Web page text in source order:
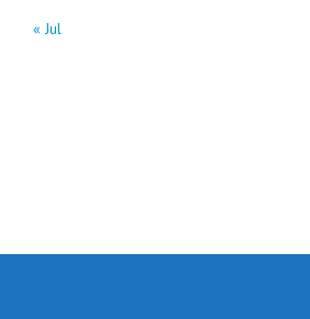
« Jul